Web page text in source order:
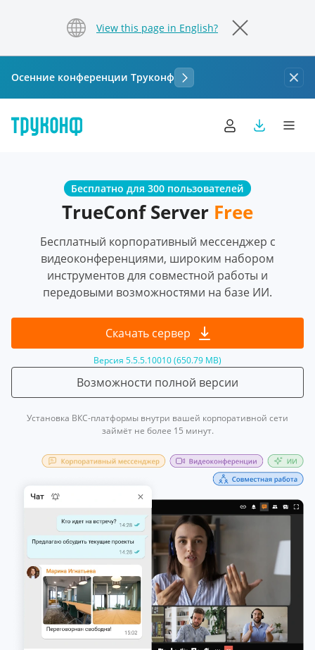
View this page in English?
Осенние конференции Труконф
Бесплатно для 300 пользователей
TrueConf Server Free
Бесплатный корпоративный мессенджер с
видеоконференциями, широким набором
инструментов для совместной работы и
передовыми возможностями на базе ИИ.
Скачать сервер
Версия 5.5.5.10010 (650.79 MB)
Возможности полной версии
Установка ВКС-платформы внутри вашей корпоративной сети
займёт не более 15 минут.